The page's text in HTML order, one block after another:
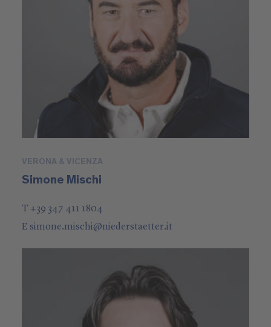
VERONA & VICENZA
Simone Mischi
T +39 347 411 1804
Esimone.mischi@niederstaetter.it